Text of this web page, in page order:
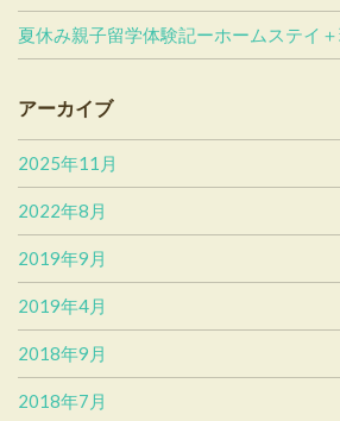
夏休み親子留学体験記ーホームステイ
アーカイブ
2025年11月
2022年8月
2019年9月
2019年4月
2018年9月
2018年7月